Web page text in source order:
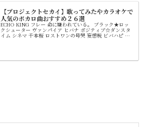
【プロジェクトセカイ】歌ってみたやカラオケで
人気のボカロ曲おすすめ２６選
ECHO KING フレー 命に嫌われている。 ブラック★ロッ
クシューター ヴァンパイア ヒバナ ポジティブ☆ダンスタ
イム シネマ 千本桜 ロストワンの号哭 妄想税 ビバハピ タ